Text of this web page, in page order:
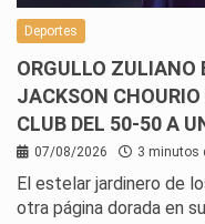
Deportes
ORGULLO ZULIANO
JACKSON
CLUB DEL 50-50 A
07/08/2026 3 minutos
El estelar jardinero de
otra página dorada en